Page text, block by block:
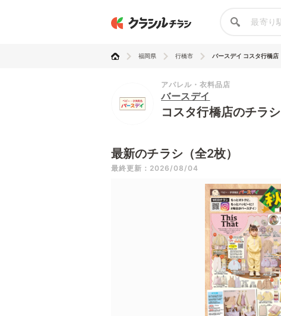
福岡県 行橋市 バースデイ コスタ行橋店
アパレル・衣料品店
バースデイ
コスタ行橋店のチラシ
最新のチラシ（全2枚）
最終更新：2026/08/04